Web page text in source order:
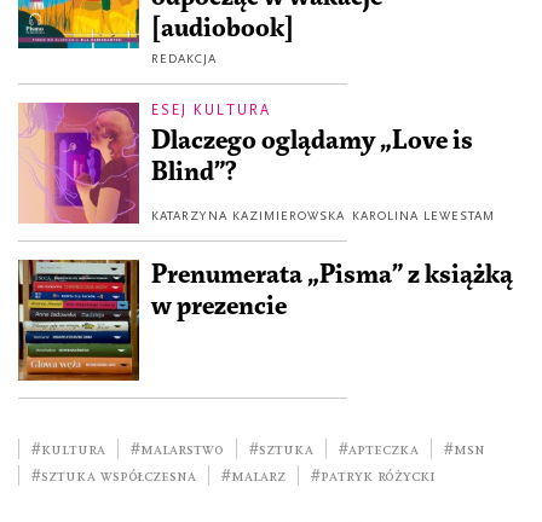
[audiobook]
REDAKCJA
ESEJ KULTURA
Dlaczego oglądamy „Love is
Blind”?
KATARZYNA KAZIMIEROWSKA KAROLINA LEWESTAM
Prenumerata „Pisma” z książką
w prezencie
#kultura #malarstwo #sztuka #Apteczka
#MSN
#sztuka współczesna
#malarz #Patryk Różycki